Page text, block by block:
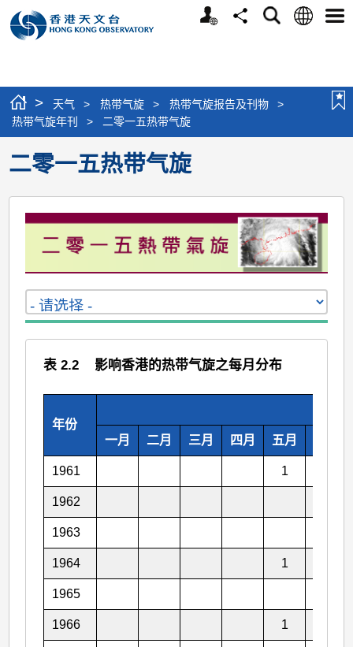
个
分
搜
语
选
> 天气 > 热带气旋 > 热带气旋报告及刊物
>
热带气旋年刊
> 二零一五热带气旋
二零一五热带气旋
表 2.2 影响香港的热带气旋之每月分布
年份
一月 二月 三月 四月 五月
1961 1
1962
1963
1964 1
1965
1966 1